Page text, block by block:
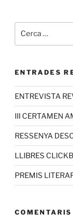
ENTRADES
ENTREVISTA
III CERTAMEN
RESSENYA
LLIBRES
PREMIS